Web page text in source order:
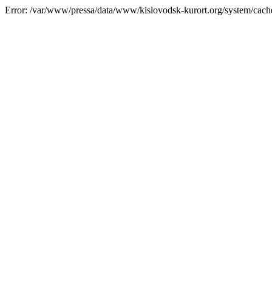
Error: /var/www/pressa/data/www/kislovodsk-kurort.org/system/